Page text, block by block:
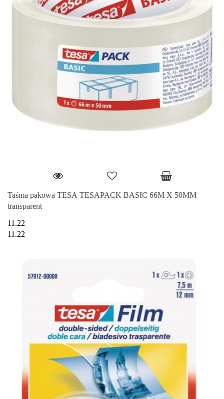
Taśma pakowa TESA TESAPACK BASIC 66M X 50MM
transparent
11.22
11.22